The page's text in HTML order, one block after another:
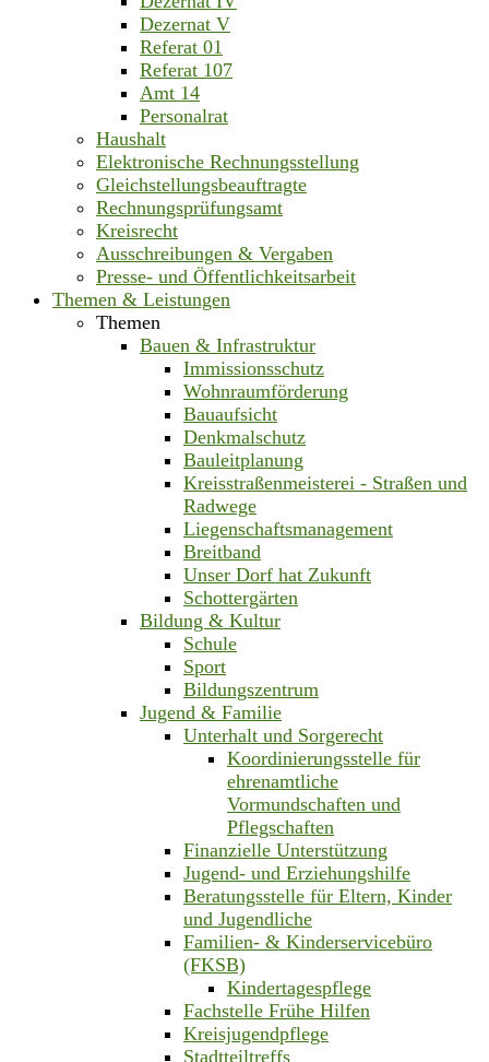
Dezernat V
Referat 01
Referat 107
Amt 14
Personalrat
Haushalt
Elektronische Rechnungsstellung
Gleichstellungsbeauftragte
Rechnungsprüfungsamt
Kreisrecht
Ausschreibungen & Vergaben
Presse- und Öffentlichkeitsarbeit
Themen & Leistungen
Themen
Bauen & Infrastruktur
Immissionsschutz
Wohnraumförderung
Bauaufsicht
Denkmalschutz
Bauleitplanung
Kreisstraßenmeisterei - Straßen und
Radwege
Liegenschaftsmanagement
Breitband
Unser Dorf hat Zukunft
Schottergärten
Bildung & Kultur
Schule
Sport
Bildungszentrum
Jugend & Familie
Unterhalt und Sorgerecht
Koordinierungsstelle für
ehrenamtliche
Vormundschaften und
Pflegschaften
Finanzielle Unterstützung
Jugend- und Erziehungshilfe
Beratungsstelle für Eltern, Kinder
und Jugendliche
Familien- & Kinderservicebüro
(FKSB)
Kindertagespflege
Fachstelle Frühe Hilfen
Kreisjugendpflege
Stadtteiltreffs